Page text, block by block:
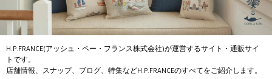
H.P.FRANCE(アッシュ・ペー・フランス株式会社)が運営するサイト・通販サイ
トです。
店舗情報、スナップ、ブログ、特集などH.P.FRANCEのすべてをご紹介します。